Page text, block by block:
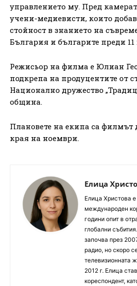
управлението му. Пред
учени-медиевисти, които
стойност в знанието на
България и българите преди 11
Режисьор на филма е Юлиан
подкрепа на продуцентите от
Национално дружество
община.
Плановете на екипа са филмът
края на ноември.
Елица
Елица Христова е
международен
години опит в
глобални
започва през
радио, но скоро
телевизионната
2012 г. Елица
кореспондент,